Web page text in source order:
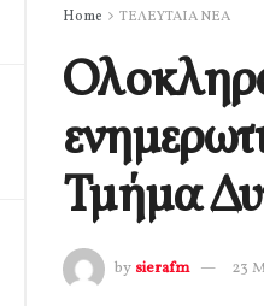
Home ΤΕΛΕΥΤΑΙΑ ΝΕΑ
Τμήμα
by sierafm 23